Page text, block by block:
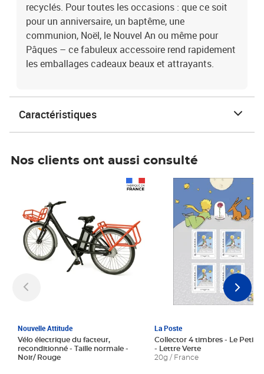
recyclés. Pour toutes les occasions : que ce soit
pour un anniversaire, un baptême, une
communion, Noël, le Nouvel An ou même pour
Pâques – ce fabuleux accessoire rend rapidement
les emballages cadeaux beaux et attrayants.
Caractéristiques
Nos clients ont aussi consulté
Nouvelle Attitude
Vélo électrique du facteur,
reconditionné - Taille normale -
Noir/ Rouge
La Poste
Collector 4 timbres - Le Petit
- Lettre Verte
20g / France
Prix 6,25€ HT